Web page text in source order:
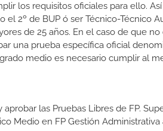
los requisitos oficiales para ello.
2º de BUP ó ser Técnico-Técnico
de 25 años. En el caso de que
una prueba específica oficial
medio es necesario cumplir al
las Pruebas Libres de FP.
Medio en FP Gestión Administrativa